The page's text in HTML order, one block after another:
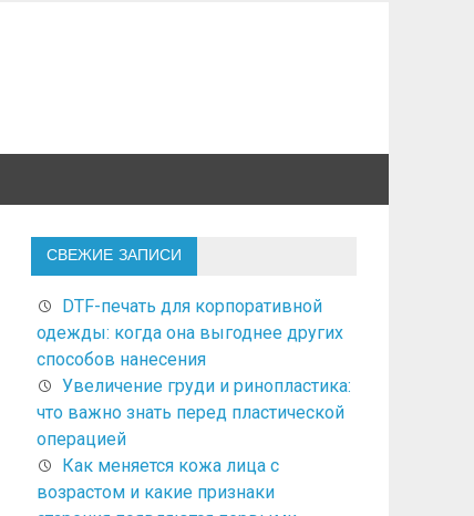
СВЕЖИЕ ЗАПИСИ
DTF-печать для корпоративной
одежды: когда она выгоднее других
способов нанесения
Увеличение груди и ринопластика:
что важно знать перед пластической
операцией
Как меняется кожа лица с
возрастом и какие признаки